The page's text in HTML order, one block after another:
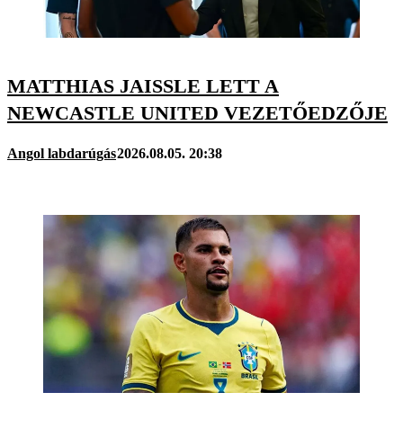
MATTHIAS JAISSLE LETT A
NEWCASTLE UNITED VEZETŐEDZŐJE
Angol labdarúgás2026.08.05. 20:38